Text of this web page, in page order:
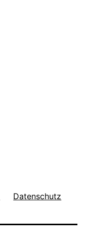
Datenschutz